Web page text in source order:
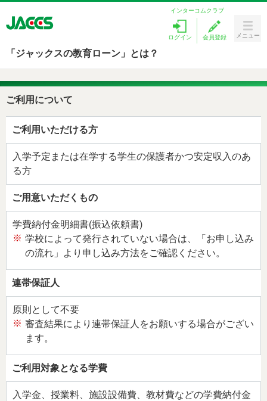
インターコムクラブ
ログイン 会員登録 メニュー
Menu
ラブリィポイント
キャンペーン
ローンを探す
カードサービス
お客様サポート
法人・加盟店のお客様
「ジャックスの教育ローン」とは？
ご利用について
ご利用いただける方
入学予定または在学する学生の保護者かつ安定収入のあ
る方
ご用意いただくもの
学費納付金明細書(振込依頼書)
※ 学校によって発行されていない場合は、「お申し込み
の流れ」より申し込み方法をご確認ください。
連帯保証人
原則として不要
※ 審査結果により連帯保証人をお願いする場合がござい
ます。
ご利用対象となる学費
入学金、授業料、施設設備費、教材費などの学費納付金